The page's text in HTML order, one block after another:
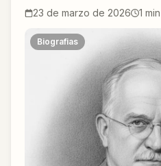
23 de marzo de 2026 1
Biografias